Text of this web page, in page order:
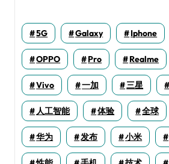
5G Galaxy Iphone
OPPO Pro Realme
Vivo 一加 三星
人工智能 体验 全球
华为 发布 小米